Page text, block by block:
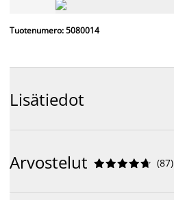
Tuotenumero: 5080014
Lisätiedot
Arvostelut 




 (87)